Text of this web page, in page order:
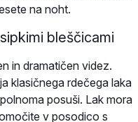
na noht.
bleščicami
in dramatičen videz.
klasičnega rdečega laka
posuši. Lak mora
v posodico s